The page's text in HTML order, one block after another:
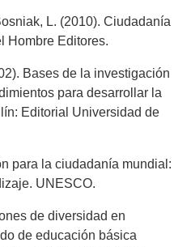
L. (2010). Ciudadanía
Hombre Editores.
Bases de la investigación
para desarrollar la
Editorial Universidad de
para la ciudadanía mundial:
UNESCO.
de diversidad en
de educación básica